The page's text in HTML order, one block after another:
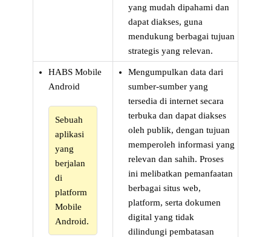
yang mudah dipahami dan
dapat diakses, guna
mendukung berbagai tujuan
strategis yang relevan.
HABS Mobile
Android
Sebuah
aplikasi
yang
berjalan
di
platform
Mobile
Android.
Mengumpulkan data dari
sumber-sumber yang
tersedia di internet secara
terbuka dan dapat diakses
oleh publik, dengan tujuan
memperoleh informasi yang
relevan dan sahih. Proses
ini melibatkan pemanfaatan
berbagai situs web,
platform, serta dokumen
digital yang tidak
dilindungi pembatasan